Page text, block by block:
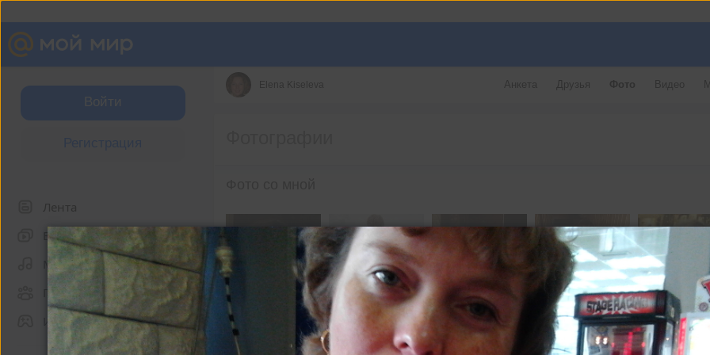
Войти
Лента
Видео
Музыка
Группы
Игры
Elena Kiseleva Анкета Друзья Фото Видео